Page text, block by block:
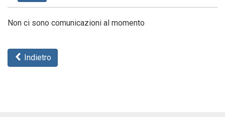
Non ci sono comunicazioni al momento
Indietro